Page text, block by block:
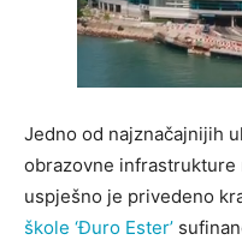
Jedno od najznačajnijih
obrazovne infrastrukture
uspješno je privedeno
škole ‘Đuro Ester’